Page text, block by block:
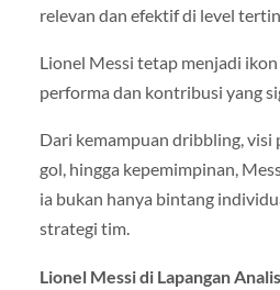
relevan dan efektif di level
Lionel Messi tetap menjadi
performa dan kontribusi yang
Dari kemampuan dribbling, visi
gol, hingga kepemimpinan,
ia bukan hanya bintang
strategi tim.
Lionel Messi di Lapangan